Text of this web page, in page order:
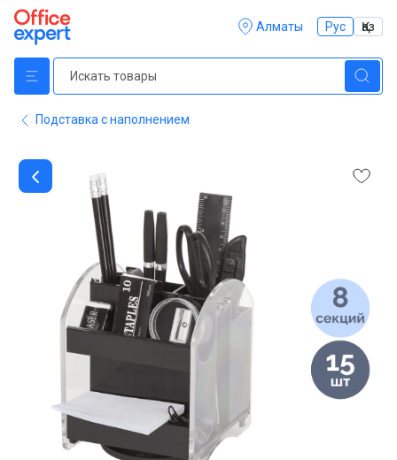
Алматы Рус Қаз
Подставка с наполнением